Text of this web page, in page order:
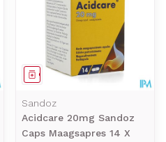
Geneesmiddel
Sandoz
Acidcare 20mg Sandoz
Caps Maagsapres 14 X